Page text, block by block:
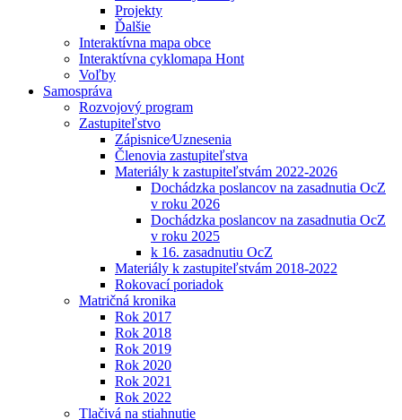
Projekty
Ďalšie
Interaktívna mapa obce
Interaktívna cyklomapa Hont
Voľby
Samospráva
Rozvojový program
Zastupiteľstvo
Zápisnice⁄Uznesenia
Členovia zastupiteľstva
Materiály k zastupiteľstvám 2022-2026
Dochádzka poslancov na zasadnutia OcZ
v roku 2026
Dochádzka poslancov na zasadnutia OcZ
v roku 2025
k 16. zasadnutiu OcZ
Materiály k zastupiteľstvám 2018-2022
Rokovací poriadok
Matričná kronika
Rok 2017
Rok 2018
Rok 2019
Rok 2020
Rok 2021
Rok 2022
Tlačivá na stiahnutie